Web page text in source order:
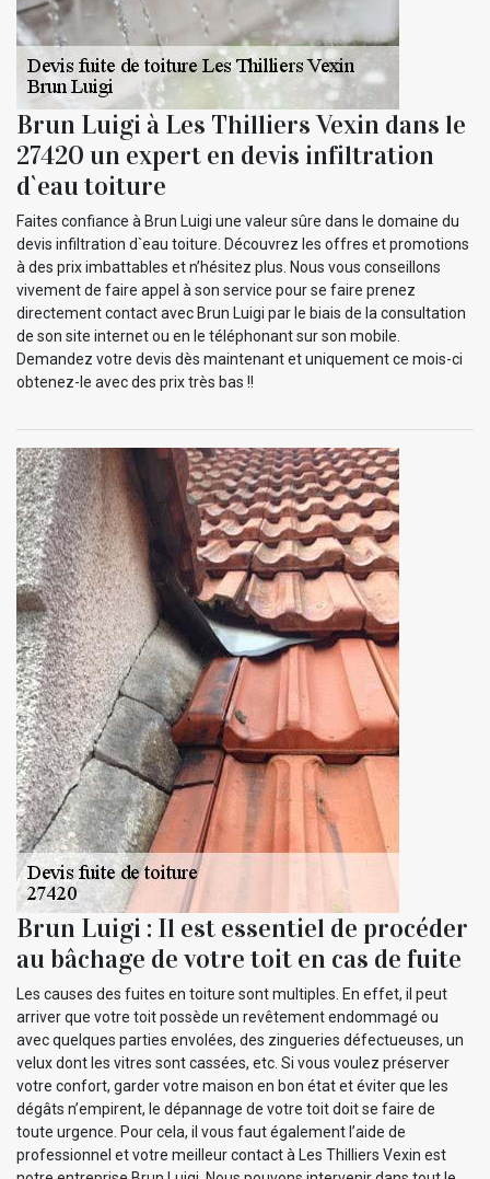
Brun Luigi à Les Thilliers Vexin dans le
27420 un expert en devis infiltration
d`eau toiture
Faites confiance à Brun Luigi une valeur sûre dans le domaine du
devis infiltration d`eau toiture. Découvrez les offres et promotions
à des prix imbattables et n’hésitez plus. Nous vous conseillons
vivement de faire appel à son service pour se faire prenez
directement contact avec Brun Luigi par le biais de la consultation
de son site internet ou en le téléphonant sur son mobile.
Demandez votre devis dès maintenant et uniquement ce mois-ci
obtenez-le avec des prix très bas !!
Brun Luigi : Il est essentiel de procéder
au bâchage de votre toit en cas de fuite
Les causes des fuites en toiture sont multiples. En effet, il peut
arriver que votre toit possède un revêtement endommagé ou
avec quelques parties envolées, des zingueries défectueuses, un
velux dont les vitres sont cassées, etc. Si vous voulez préserver
votre confort, garder votre maison en bon état et éviter que les
dégâts n’empirent, le dépannage de votre toit doit se faire de
toute urgence. Pour cela, il vous faut également l’aide de
professionnel et votre meilleur contact à Les Thilliers Vexin est